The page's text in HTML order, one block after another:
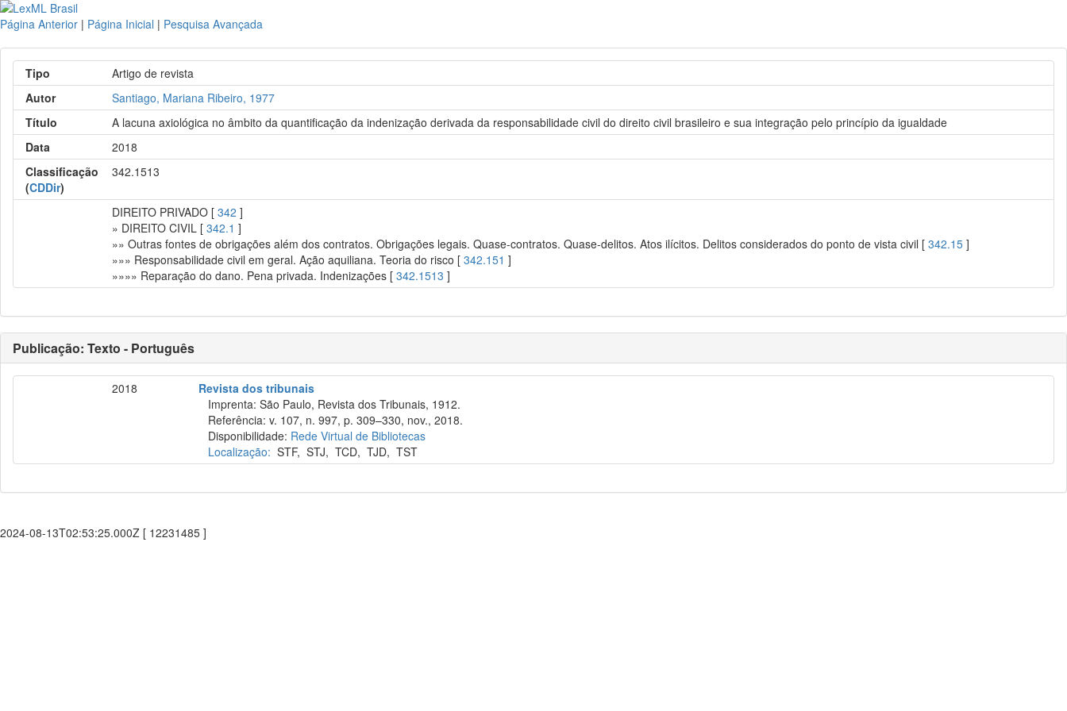
Página Anterior | Página Inicial | Pesquisa Avançada
Tipo
Artigo de revista
Autor
Santiago, Mariana Ribeiro, 1977
Título
A lacuna axiológica no âmbito da quantificação da indenização derivada da responsabilidade civil do direito civil brasileiro e sua integração pelo princípio da igualdade
Data
2018
Classificação
(CDDir)
342.1513
DIREITO PRIVADO [342 ]
» DIREITO CIVIL [342.1 ]
»» Outras fontes de obrigações além dos contratos. Obrigações legais. Quase-contratos. Quase-delitos. Atos ilícitos. Delitos considerados do ponto de vista civil [342.15 ]
»»» Responsabilidade civil em geral. Ação aquiliana. Teoria do risco [342.151 ]
»»»» Reparação do dano. Pena privada. Indenizações [342.1513 ]
Publicação: Texto - Português
2018
Revista dos tribunais
Imprenta: São Paulo, Revista dos Tribunais, 1912.
Referência: v. 107, n. 997, p. 309–330, nov., 2018.
Disponibilidade: Rede Virtual de Bibliotecas
Localização: STF,STJ,TCD,TJD,TST
2024-08-13T02:53:25.000Z [ 12231485 ]